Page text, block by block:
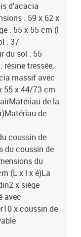
d'acacia
: 59 x 62 x
: 55 x 55 cm (l
: 37
du sol : 55
résine tressée,
massif avec
55 x 44/73 cm
de la
de
coussin de
du coussin de
du
(L x l x é)La
x siège
avec
x coussin de